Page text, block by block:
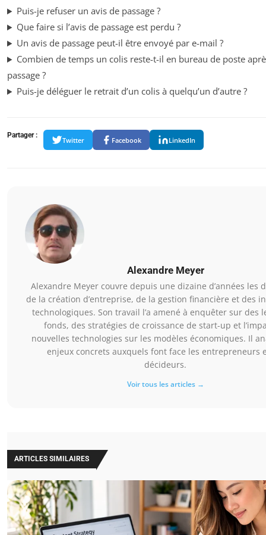
Puis-je refuser un avis de passage ?
Que faire si l’avis de passage est perdu ?
Un avis de passage peut-il être envoyé par e-mail ?
Combien de temps un colis reste-t-il en bureau de poste
passage ?
Puis-je déléguer le retrait d’un colis à quelqu’un d’autre ?
Partager :
Twitter Facebook LinkedIn
Alexandre Meyer
Alexandre Meyer couvre depuis une dizaine d’années les
de la création d’entreprise, de la gestion financière et des
technologiques. Son travail l’a amené à enquêter sur des
fonds, des stratégies de croissance de start-up et
nouvelles technologies sur les modèles économiques. Il
enjeux concrets auxquels font face les entrepreneurs
décideurs.
Voir tous les articles →
ARTICLES SIMILAIRES